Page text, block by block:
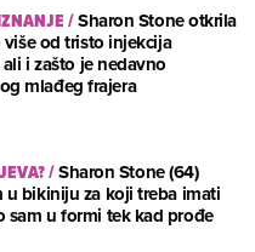
/Sharon Stone otkrila
od tristo injekcija
i zašto je nedavno
mlađeg frajera
/Sharon Stone (64)
u bikiniju za koji treba imati
sam u formi tek kad prođe